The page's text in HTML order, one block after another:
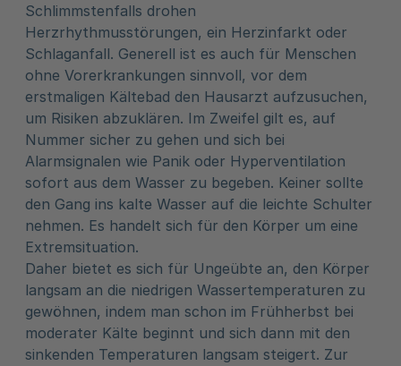
Schlimmstenfalls drohen
Herzrhythmusstörungen, ein Herzinfarkt oder
Schlaganfall. Generell ist es auch für Menschen
ohne Vorerkrankungen sinnvoll, vor dem
erstmaligen Kältebad den Hausarzt aufzusuchen,
um Risiken abzuklären. Im Zweifel gilt es, auf
Nummer sicher zu gehen und sich bei
Alarmsignalen wie Panik oder Hyperventilation
sofort aus dem Wasser zu begeben. Keiner sollte
den Gang ins kalte Wasser auf die leichte Schulter
nehmen. Es handelt sich für den Körper um eine
Extremsituation.
Daher bietet es sich für Ungeübte an, den Körper
langsam an die niedrigen Wassertemperaturen zu
gewöhnen, indem man schon im Frühherbst bei
moderater Kälte beginnt und sich dann mit den
sinkenden Temperaturen langsam steigert. Zur